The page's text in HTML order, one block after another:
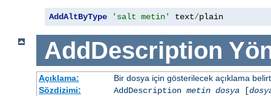
AddAltByType 'salt metin' text/plain
AddDescription
Açıklama:
Bir dosya için gösterilecek açıklama
Sözdizimi:
AddDescription metin dosya[